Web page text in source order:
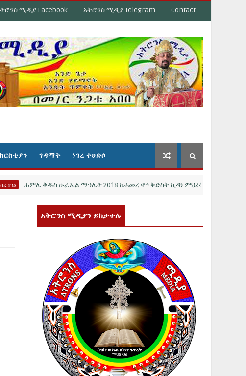
ሚዲያ Facebook አትሮንስ ሚዲያ Telegram Contact
ገዳማት ነገረ ተሀድሶ
ቅዱስ ዑራኤል ማኅሌት 2018 ከሐመረ ኖኅ ቅድስት ኪዳነ ምህረት ወቅዱስ ዑራኤል Des
አትሮንስ ሚዲያን ይከታተሉ